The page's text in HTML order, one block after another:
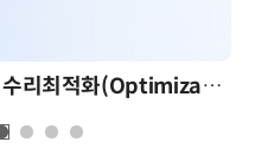
AI 시대의 의사결정을 바꾸는 수리최적화(Optimization): 실제 산업 적용 사례와 활용 전략